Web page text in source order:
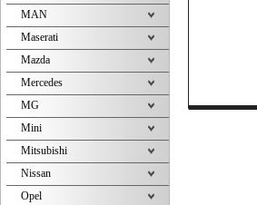
MAN
Maserati
Mazda
Mercedes
MG
Mini
Mitsubishi
Nissan
Opel